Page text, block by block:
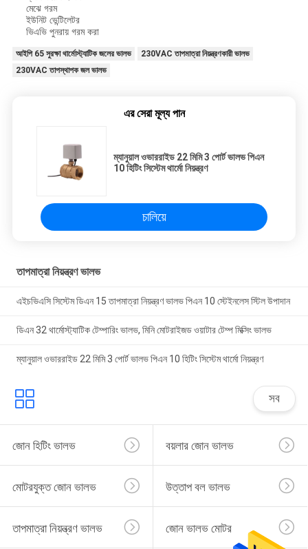
মেঝে গরম
ইউনিট ভেন্টিলেটর
ভিএভি পুনরায় গরম করা
আইপি 65 সুরক্ষা থার্মোস্ট্যাটিক জলের ভালভ
230VAC তাপমাত্রা নিয়ন্ত্রণকারী ভালভ
230VAC তাপস্থাপক জল ভালভ
এর সেরা মূল্য পান
ম্যানুয়াল ওভাররাইড 22 মিমি 3 পোর্ট ভালভ পিএন
10 হিটিং সিস্টেম থার্মো নিয়ন্ত্রণ
চালিয়ে
তাপমাত্রা নিয়ন্ত্রণ ভালভ
এইচভিএসি সিস্টেম ডিএন 15 তাপমাত্রা নিয়ন্ত্রণ ভালভ পিএন 10 স্টেইনলেস স্টিল উপাদান
ডিএন 32 থার্মোস্ট্যাটিক টেম্পারিং ভালভ, মিনি মোটরাইজড ওয়াটার টেম্প মিক্সিং ভালভ
ম্যানুয়াল ওভাররাইড 22 মিমি 3 পোর্ট ভালভ পিএন 10 হিটিং সিস্টেম থার্মো নিয়ন্ত্রণ
সব
জোন হিটিং ভালভ বয়লার জোন ভালভ
মোটরযুক্ত জোন ভালভ উত্তাপ বল ভালভ
তাপমাত্রা নিয়ন্ত্রণ ভালভ জোন ভালভ মোটর